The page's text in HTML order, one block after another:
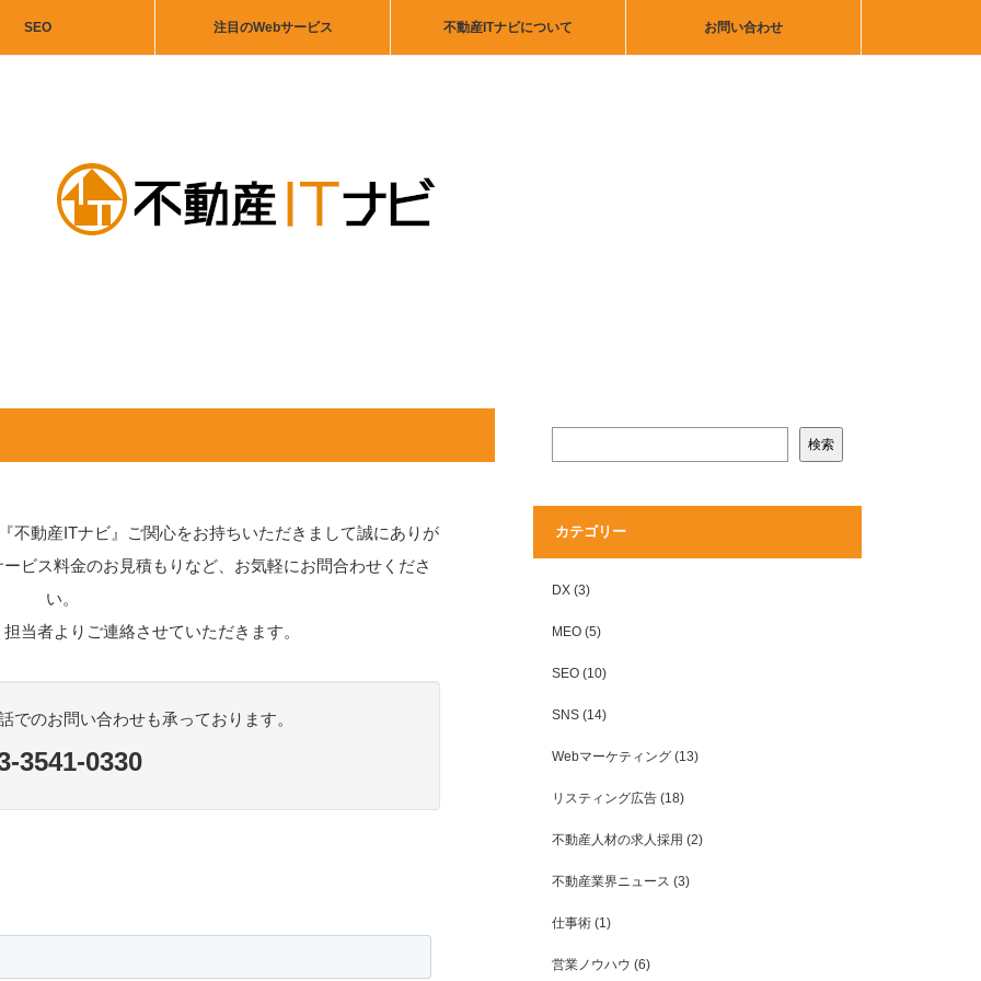
SEO 注目のWebサービス 不動産ITナビについて お問い合わせ
不動産ITナビ』ご関心をお持ちいただきまして誠にありが
ビス料金のお見積もりなど、お気軽にお問合わせくださ
い。
当者よりご連絡させていただきます。
でのお問い合わせも承っております。
3541-0330
検索
カテゴリー
DX(3)
MEO(5)
SEO(10)
SNS(14)
Webマーケティング(13)
リスティング広告(18)
不動産人材の求人採用 (2)
不動産業界ニュース (3)
仕事術(1)
営業ノウハウ (6)